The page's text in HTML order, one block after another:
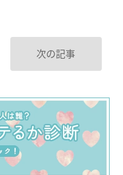
次の記事